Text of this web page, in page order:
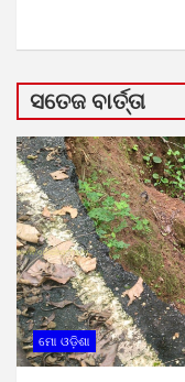
ସତେଜ ବାର୍ତ୍ତା
ମୋ ଓଡ଼ିଶା